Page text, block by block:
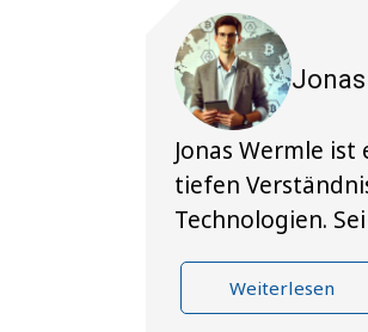
Jonas Wermle
tiefen
Technologien.
Weiterlesen